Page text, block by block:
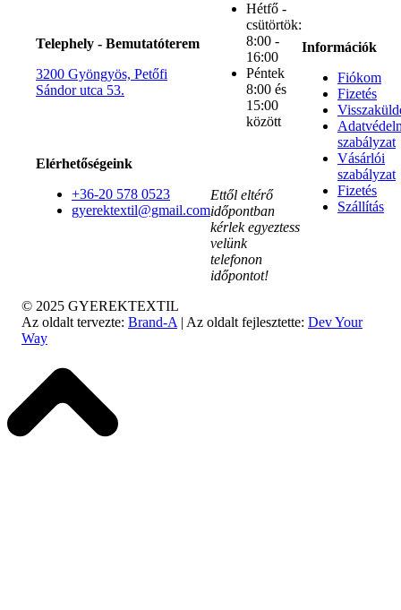
Telephely - Bemutatóterem
3200 Gyöngyös, Petőfi
Sándor utca 53.
Elérhetőségeink
+36-20 578 0523
gyerektextil@gmail.com
Hétfő -
csütörtök:
8:00 -
16:00
Péntek
8:00 és
15:00
között
Ettől eltérő
időpontban
kérlek egyeztess
velünk
telefonon
időpontot!
Információk
Fiókom
Fizetés
szabályzat
Vásárlói
szabályzat
Fizetés
Szállítás
© 2025 GYEREKTEXTIL
Az oldalt tervezte: Brand-A | Az oldalt fejlesztette: Dev Your
Way